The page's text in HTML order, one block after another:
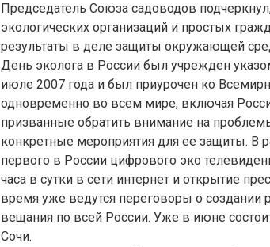
Председатель Союза садоводов
экологических организаций и простых
результаты в деле защиты окружающей
День эколога в России был учрежден
июле 2007 года и был приурочен ко
одновременно во всем мире, включая
призванные обратить внимание на
конкретные мероприятия для ее защиты. В
первого в России цифрового эко
часа в сутки в сети интернет и открытие
время уже ведутся переговоры о создании
вещания по всей России. Уже в июне
Сочи.